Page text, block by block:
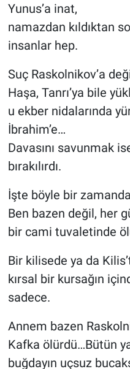
Yunus’a inat,
namazdan kıldıktan
insanlar hep.
Suç Raskolnikov’a
Haşa, Tanrı’ya bile
u ekber nidalarında
İbrahim’e…
Davasını savunmak
bırakılırdı.
İşte böyle bir
Ben bazen değil, her
bir cami tuvaletinde
Bir kilisede ya da
kırsal bir kursağın
sadece.
Annem bazen
Kafka ölürdü…Bütün
buğdayın uçsuz